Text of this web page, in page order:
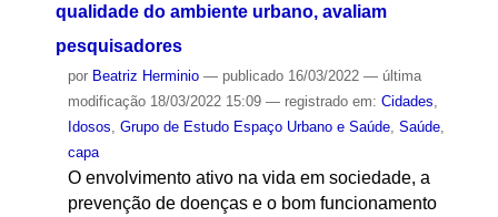
qualidade do ambiente urbano, avaliam
pesquisadores
por Beatriz Herminio — publicado16/03/2022 — última
modificação18/03/2022 15:09 — registrado em: Cidades
Idosos Grupo de Estudo Espaço Urbano e Saúde, Saúde,
capa
O envolvimento ativo na vida em sociedade, a
prevenção de doenças e o bom funcionamento